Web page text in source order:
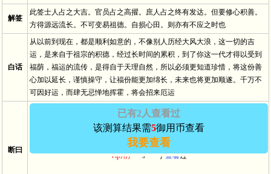
解签
此签士人占之大吉。官员占之高擢。庶人占之终有发达。但要修心积善。
方得源远流长。不可变易祖德。自损心田。则亦有不应之时也
白话
从以前到现在，都是顺利如意的，不像别人历经大风大浪，这一切的吉
运，是来自于祖宗的积德，经过长时间的累积，到了你这一代才得以受到
福荫，福运的流传，是得自于天理自然，所以必须更知道珍惜，将这份善
心加以延长，谨慎操守，让福份能更加绵长，未来也将更加顺遂。千万不
可因好运，而肆无忌惮地挥霍，将会招来厄运
断曰
已有2人查看过
该测算结果需5御用币查看
我要查看
田*** 于2024/5/30 12:21:12
Vip用户－s*** 于查看过